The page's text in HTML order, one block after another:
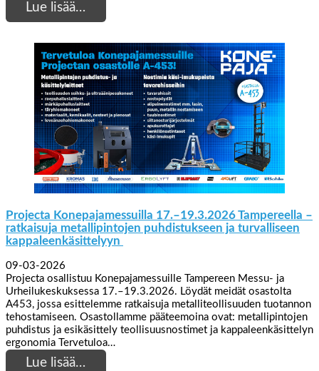
Lue lisää…
Projecta Konepajamessuilla 17.–19.3.2026 Tampereella –
ratkaisuja metallipintojen puhdistukseen ja turvalliseen
kappaleenkäsittelyyn
09-03-2026
Projecta osallistuu Konepajamessuille Tampereen Messu- ja
Urheilukeskuksessa 17.–19.3.2026. Löydät meidät osastolta
A453, jossa esittelemme ratkaisuja metalliteollisuuden tuotannon
tehostamiseen. Osastollamme pääteemoina ovat: metallipintojen
puhdistus ja esikäsittely teollisuusnostimet ja kappaleenkäsittelyn
ergonomia Tervetuloa…
Lue lisää…